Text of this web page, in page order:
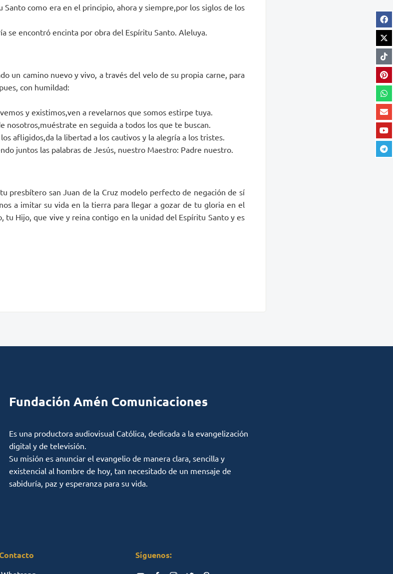
Santo como era en el principio, ahora y siempre,por los siglos de los
se encontró encinta por obra del Espíritu Santo. Aleluya.
un camino nuevo y vivo, a través del velo de su propia carne, para
con humildad:
y existimos,ven a revelarnos que somos estirpe tuya.
nosotros,muéstrate en seguida a todos los que te buscan.
afligidos,da la libertad a los cautivos y la alegría a los tristes.
juntos las palabras de Jesús, nuestro Maestro: Padre nuestro.
presbítero san Juan de la Cruz modelo perfecto de negación de sí
a imitar su vida en la tierra para llegar a gozar de tu gloria en el
tu Hijo, que vive y reina contigo en la unidad del Espíritu Santo y es
Fundación Amén Comunicaciones
Es una productora audiovisual Católica, dedicada a la evangelización
digital y de televisión.
Su misión es anunciar el evangelio de manera clara, sencilla y
existencial al hombre de hoy, tan necesitado de un mensaje de
sabiduría, paz y esperanza para su vida.
Síguenos: